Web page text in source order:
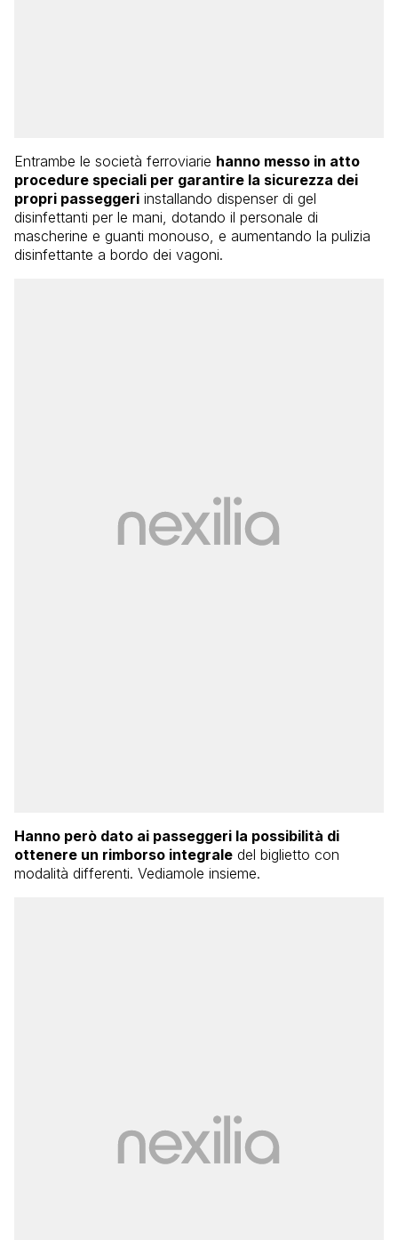
Entrambe le società ferroviarie hanno messo in atto
procedure speciali per garantire la sicurezza dei
propri passeggeri installando dispenser di gel
disinfettanti per le mani, dotando il personale di
mascherine e guanti monouso, e aumentando la pulizia
disinfettante a bordo dei vagoni.
Hanno però dato ai passeggeri la possibilità di
ottenere un rimborso integrale del biglietto con
modalità differenti. Vediamole insieme.